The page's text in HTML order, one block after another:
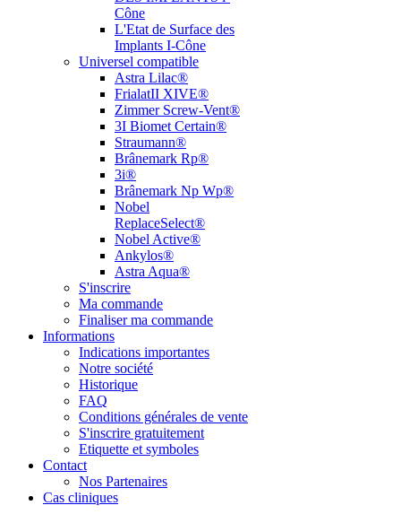
Cône
L'Etat de Surface des
Implants I-Cône
Universel compatible
Astra Lilac®
FrialatII XIVE®
Zimmer Screw-Vent®
3I Biomet Certain®
Straumann®
Brânemark Rp®
3i®
Brânemark Np Wp®
Nobel
ReplaceSelect®
Nobel Active®
Ankylos®
Astra Aqua®
S'inscrire
Ma commande
Finaliser ma commande
Informations
Indications importantes
Notre société
Historique
FAQ
Conditions générales de vente
S'inscrire gratuitement
Etiquette et symboles
Contact
Nos Partenaires
Cas cliniques